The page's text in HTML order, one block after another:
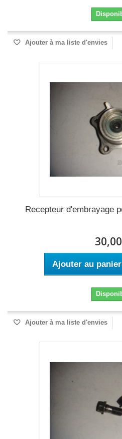
Ajouter à ma liste d'envies
Recepteur d'embrayage
Ajouter au panier
Ajouter à ma liste d'envies